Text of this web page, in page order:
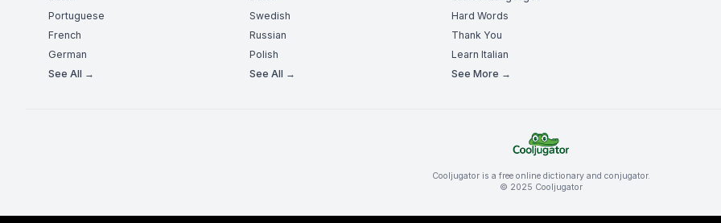
Portuguese
French
German
See All →
Swedish
Russian
Polish
See All →
Hard Words
Thank You
Learn Italian
See More →
Cooljugator is a free online dictionary and conjugator.
© 2025 Cooljugator